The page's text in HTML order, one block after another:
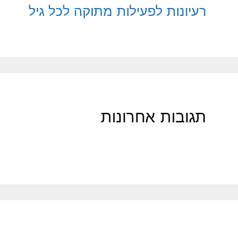
רעיונות לפעילות מתוקה לכל גיל
תגובות אחרונות